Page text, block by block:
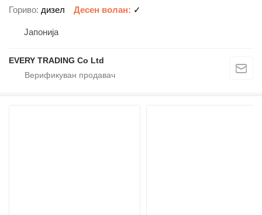
Гориво дизел Десен волан ✓
Јапонија
EVERY TRADING Co Ltd